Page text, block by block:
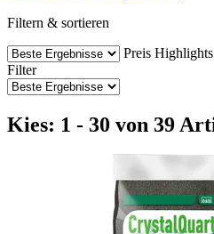
Filtern & sortieren
Preis Highlights
Filter
Kies: 1 - 30 von 39